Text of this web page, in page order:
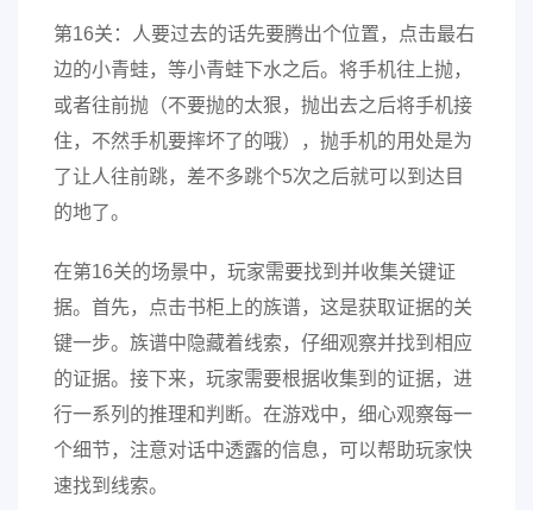
第16关：人要过去的话先要腾出个位置，点击最右
边的小青蛙，等小青蛙下水之后。将手机往上抛，
或者往前抛（不要抛的太狠，抛出去之后将手机接
住，不然手机要摔坏了的哦），抛手机的用处是为
了让人往前跳，差不多跳个5次之后就可以到达目
的地了。
在第16关的场景中，玩家需要找到并收集关键证
据。首先，点击书柜上的族谱，这是获取证据的关
键一步。族谱中隐藏着线索，仔细观察并找到相应
的证据。接下来，玩家需要根据收集到的证据，进
行一系列的推理和判断。在游戏中，细心观察每一
个细节，注意对话中透露的信息，可以帮助玩家快
速找到线索。